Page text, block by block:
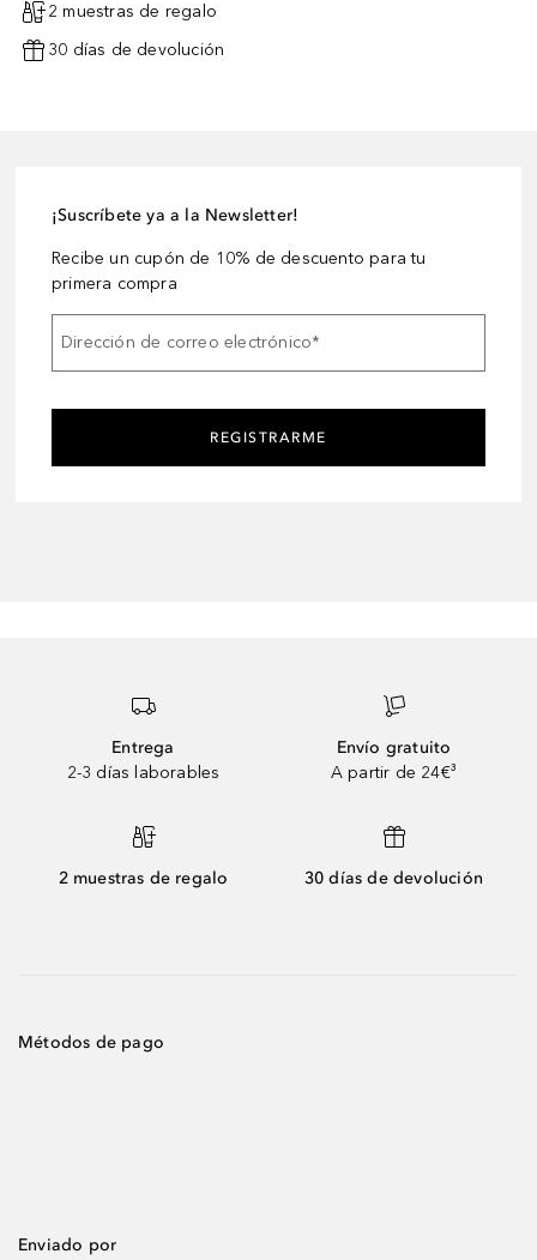
2 muestras de regalo
30 días de devolución
¡Suscríbete ya a la Newsletter!
Recibe un cupón de 10% de descuento para tu
primera compra
Dirección de correo electrónico*
REGISTRARME
Entrega
2-3 días laborables
Envío gratuito
A partir de 24€³
2 muestras de regalo 30 días de devolución
Métodos de pago
Enviado por